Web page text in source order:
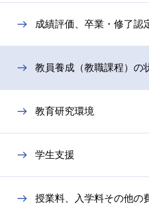
成績評価、卒業・修了認
教員養成（教職課程）の
教育研究環境
学生支援
授業料、入学料その他の